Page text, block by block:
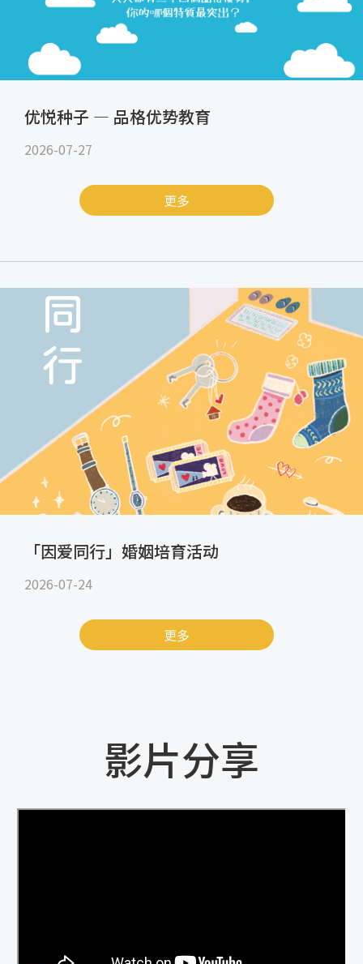
优悦种子 — 品格优势教育
2026-07-27
更多
「因爱同行」婚姻培育活动
2026-07-24
更多
影片分享